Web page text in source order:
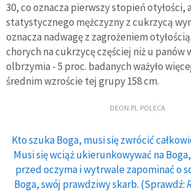
30, co oznacza pierwszy stopień otyłości,
statystycznego mężczyzny z cukrzycą
oznacza nadwagę z zagrożeniem
chorych na cukrzycę częściej niż u panów
olbrzymia - 5 proc. badanych ważyło
średnim wzroście tej grupy 158 cm.
DEON.PL POLECA
Kto szuka Boga, musi się zwrócić
Musi się wciąż ukierunkowywać na
przed oczyma i wytrwale zapominać o
Boga, swój prawdziwy skarb. (Sprawdź: